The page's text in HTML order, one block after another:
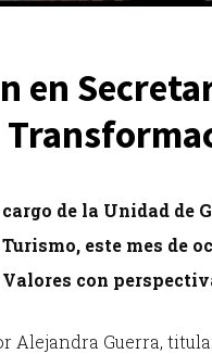
en
cargo de la Unidad de
Turismo, este mes de
Valores con
Alejandra Guerra,